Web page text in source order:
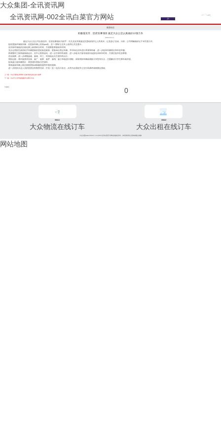
大众集团-全讯资讯网
全讯资讯网-002全讯白菜官方网站
集团动态
积极落实市、区府实事项目 嘉定大众公交认真做好10项工作
2004-04-14
嘉定大众公交公司以落实市、区府实事项目为抓手，扎扎实实开展嘉定区委组织的“让人民高兴，让党放心”活动。日前，公司明确做好以下10方面工作。
提前置换环城线车辆，在更新车辆上安装pos机，在“一票制”公交车上使用公共交通卡。
在所有环城线的沿线站牌上标明班次时间，方便乘客掌握候车时间。
充分运用好区政府给予车辆更新的货款贴息政策，更新46台营运车辆，并对83台旧车进行罩漆和特修，进一步提高车辆档次和车容车貌。
再调整环三线和嘉钱线走向，在中心医院设站，进一步方便市民就医。进一步延长沪嘉专线双向始发站末班车时间，方便往返市区的乘客。
优化线网，进一步调整嘉葛、嘉钱、环三、环四线走向方便市民出行。
增加运能，将对嘉唐华支线、嘉广、嘉黄、嘉罗、嘉翔、嘉江等线进行增能，采取增加车辆或调换大车型等办法，注重解决大学生乘车难矛盾。
提高嘉江线车辆档次，将普通车置换为空调车。
将新嘉线车辆上陈旧座椅置换成新颖美观而牢固的座椅。
进一步抓好从业人员的思想业务教育培训，打造一支一流员工队伍，从而为全面提升公交行风测评成绩奠定基础。
上一篇：大众百通成立两周年 征集“我身边发生的小故事”
下一篇：大众巴士召开第四届职代会暨工代会
分享到： 0
96811
大众物流在线订车
96822
大众出租在线订车
大众交通(www.96822.com)002全讯白菜官方网站的版权所有，未经授权禁止复制或建立镜像
网站地图